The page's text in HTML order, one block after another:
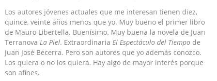
Los autores jóvenes actuales que me interesan tienen diez,
quince, veinte años menos que yo. Muy bueno el primer libro
de Mauro Libertella. Buenísimo. Muy buena la novela de Juan
Terranova La Piel. Extraordinaria El Espectáculo del Tiempo de
Juan José Becerra. Pero son autores que yo además conozco.
Los quiera o no los quiera. Hay algo de mayor interés porque
son afines.